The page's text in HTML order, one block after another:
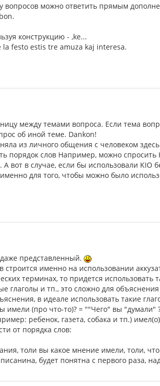
вопросов можно ответить прямым
конструкцию - ,ke...
festo estis tre amuza kaj interesa.
между темами вопроса. Если тема
об иной теме. Dankon!
из личного общения с человеком
порядок слов Например, можно
А вот в случае, если бы использовали
для того, чтобы можно было
представленный.
именно на использовании
терминах, то придется использовать
глаголы и тп., это сложно для
в идеале использовать такие
имели (про что-то)? = ""Чего" вы "думали"
ребенок, газета, собака и тп.)
от порядка слов:
толи вы какое мнение имели, толи,
будет понятна с первого раза,